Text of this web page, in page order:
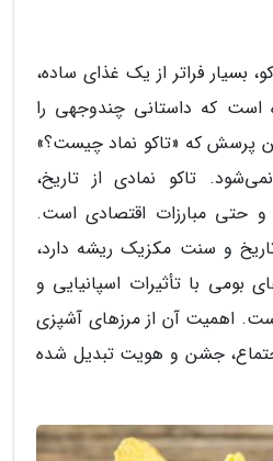
بسیار فراتر از یک غذای ساده،
که داستانی چندوجهی را
پرسش که «تاکو نماد چیست؟»
تاکو نمادی از تاریخ،
و حتی مبارزات اقتصادی است.
و سنت مکزیک ریشه دارد،
بومی با تأثیرات اسپانیایی و
اهمیت آن از مرزهای آشپزی
اجتماع، جشن و هویت تبدیل شده